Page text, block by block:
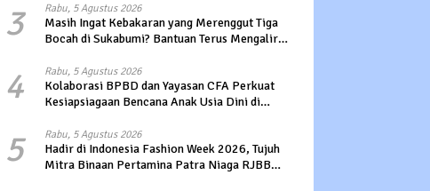
3 Rabu, 5 Agustus 2026
Masih Ingat Kebakaran yang Merenggut Tiga
Bocah di Sukabumi? Bantuan Terus Mengalir
4 Rabu, 5 Agustus 2026
Kolaborasi BPBD dan Yayasan CFA Perkuat
Kesiapsiagaan Bencana Anak Usia Dini di
5 Rabu, 5 Agustus 2026
Hadir di Indonesia Fashion Week 2026, Tujuh
Mitra Binaan Pertamina Patra Niaga RJBB